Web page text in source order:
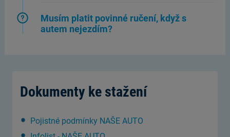
Musím platit povinné ručení, když s
autem nejezdím?
Dokumenty ke stažení
Pojistné podmínky NAŠE AUTO